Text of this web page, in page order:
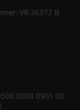
VR 36372 B
0008 0901 00